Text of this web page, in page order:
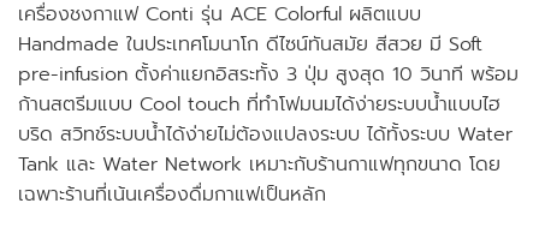
฿280,000.00.฿168,000.00.
เครื่องชงกาแฟ Conti รุ่น ACE Colorful ผลิตแบบ
Handmade ในประเทศโมนาโก ดีไซน์ทันสมัย สีสวย มี Soft
pre-infusion ตั้งค่าแยกอิสระทั้ง 3 ปุ่ม สูงสุด 10 วินาที พร้อม
ก้านสตรีมแบบ Cool touch ที่ทำโฟมนมได้ง่ายระบบน้ำแบบไฮ
บริด สวิทช์ระบบน้ำได้ง่ายไม่ต้องแปลงระบบ ได้ทั้งระบบ Water
Tank และ Water Network เหมาะกับร้านกาแฟทุกขนาด โดย
เฉพาะร้านที่เน้นเครื่องดื่มกาแฟเป็นหลัก